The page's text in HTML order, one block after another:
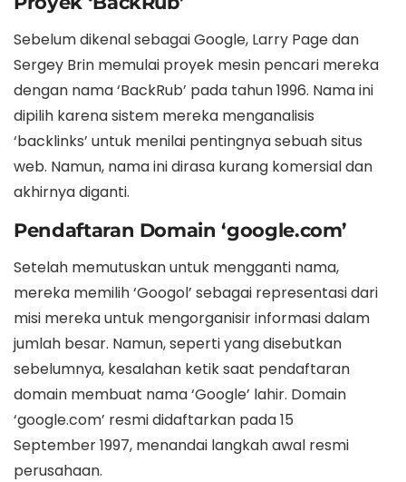
Sebelum dikenal sebagai Google, Larry Page dan
Sergey Brin memulai proyek mesin pencari mereka
dengan nama ‘BackRub’ pada tahun 1996. Nama ini
dipilih karena sistem mereka menganalisis
‘backlinks’ untuk menilai pentingnya sebuah situs
web. Namun, nama ini dirasa kurang komersial dan
akhirnya diganti.
Pendaftaran Domain ‘google.com’
Setelah memutuskan untuk mengganti nama,
mereka memilih ‘Googol’ sebagai representasi dari
misi mereka untuk mengorganisir informasi dalam
jumlah besar. Namun, seperti yang disebutkan
sebelumnya, kesalahan ketik saat pendaftaran
domain membuat nama ‘Google’ lahir. Domain
‘google.com’ resmi didaftarkan pada 15
September 1997, menandai langkah awal resmi
perusahaan.